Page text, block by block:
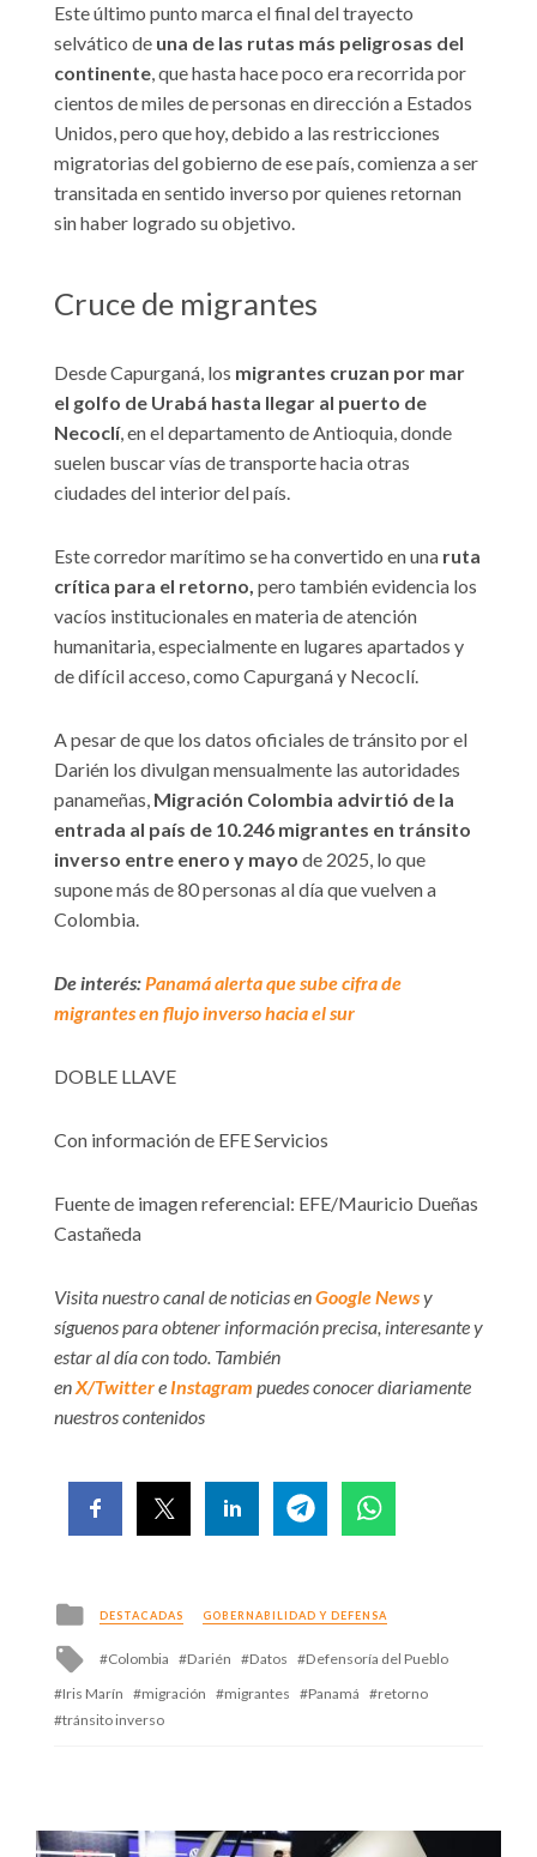
Este último punto marca el final del trayecto
selvático de una de las rutas más peligrosas del
continente, que hasta hace poco era recorrida por
cientos de miles de personas en dirección a Estados
Unidos, pero que hoy, debido a las restricciones
migratorias del gobierno de ese país, comienza a ser
transitada en sentido inverso por quienes retornan
sin haber logrado su objetivo.
Cruce de migrantes
Desde Capurganá, los migrantes cruzan por mar
el golfo de Urabá hasta llegar al puerto de
Necoclí, en el departamento de Antioquia, donde
suelen buscar vías de transporte hacia otras
ciudades del interior del país.
Este corredor marítimo se ha convertido en una ruta
crítica para el retorno, pero también evidencia los
vacíos institucionales en materia de atención
humanitaria, especialmente en lugares apartados y
de difícil acceso, como Capurganá y Necoclí.
A pesar de que los datos oficiales de tránsito por el
Darién los divulgan mensualmente las autoridades
panameñas, Migración Colombia advirtió de la
entrada al país de 10.246 migrantes en tránsito
inverso entre enero y mayo de 2025, lo que
supone más de 80 personas al día que vuelven a
Colombia.
De interés:Panamá alerta que sube cifra de
migrantes en flujo inverso hacia el sur
DOBLE LLAVE
Con información de EFE Servicios
Fuente de imagen referencial: EFE/Mauricio Dueñas
Castañeda
Visita nuestro canal de noticias enGoogle Newsy
síguenos para obtener información precisa, interesante y
estar al día con todo. También
enX/Twittere Instagram puedes conocer diariamente
nuestros contenidos
Posted
in
DESTACADAS GOBERNABILIDAD Y DEFENSA
Tagged
Colombia Darién Datos
Defensoría del Pueblo
Iris Marín
migración migrantes Panamá
retorno
tránsito inverso